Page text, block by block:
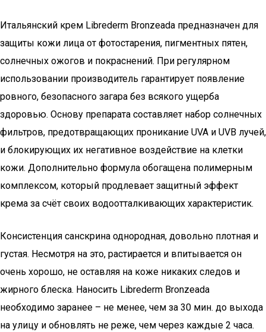
Итальянский крем Librederm Bronzeada предназначен для
защиты кожи лица от фотостарения, пигментных пятен,
солнечных ожогов и покраснений. При регулярном
использовании производитель гарантирует появление
ровного, безопасного загара без всякого ущерба
здоровью. Основу препарата составляет набор солнечных
фильтров, предотвращающих проникание UVA и UVB лучей,
и блокирующих их негативное воздействие на клетки
кожи. Дополнительно формула обогащена полимерным
комплексом, который продлевает защитный эффект
крема за счёт своих водоотталкивающих характеристик.
Консистенция санскрина однородная, довольно плотная и
густая. Несмотря на это, растирается и впитывается он
очень хорошо, не оставляя на коже никаких следов и
жирного блеска. Наносить Librederm Bronzeada
необходимо заранее – не менее, чем за 30 мин. до выхода
на улицу и обновлять не реже, чем через каждые 2 часа.